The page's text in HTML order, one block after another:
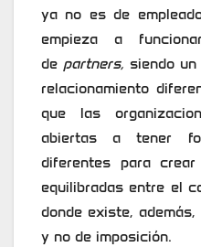
ya no es de
empieza a
de partners, siendo
relacionamiento
que las
abiertas a tener
diferentes para
equilibradas entre el
donde existe,
y no de imposición.